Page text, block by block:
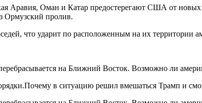
Аравия, Оман и Катар предостерегают США от
Ормузский пролив.
что ударит по расположенным на их
в ситуацию решил вмешаться Трамп и